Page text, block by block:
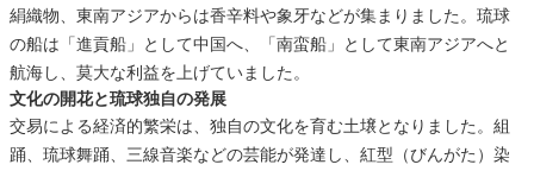
絹織物、東南アジアからは香辛料や象牙などが集まりました。琉球
の船は「進貢船」として中国へ、「南蛮船」として東南アジアへと
航海し、莫大な利益を上げていました。
文化の開花と琉球独自の発展
交易による経済的繁栄は、独自の文化を育む土壌となりました。組
踊、琉球舞踊、三線音楽などの芸能が発達し、紅型（びんがた）染